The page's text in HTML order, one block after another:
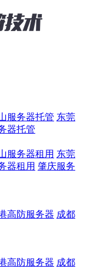
服务器托管 东莞
器托管
服务器租用 东莞
器租用 肇庆服务
高防服务器 成都
高防服务器 成都